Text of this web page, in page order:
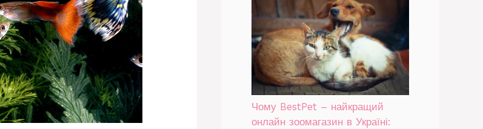
Чому BestPet – найкращий
онлайн зоомагазин в Україні: